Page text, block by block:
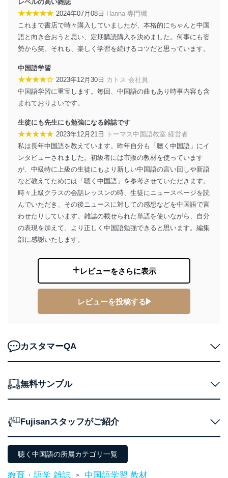
株式会社富士山マガジンサービス 個人情報問い合わせ
係
TEL：0570-200-223
FAX：03-5459-7073
e-mail：cs@fujisan.co.jp
改訂：2025年2月20日
制定：2005年4月1日
株式会社富士山マガジンサービス
１．個人情報保護管理者
当社は以下の個人情報保護管理者を設置し、個人情報保
護管理者の責任のもと、個人情報を取得・アクセス・利
用・提供・管理いたします。
東京都渋谷区南平台町16-11
株式会社富士山マガジンサービス
個人情報保護管理者: 経営管理グループディレクター 前
田 嘉也
当社が取り扱う開示対象個人情報の利用目的は次のとお
1 ービス等をご利用
購入商品の配送のため
閲覧履歴や購買履歴等の情報を分
当社にお問合わせ
人情報
お問い合わせ対応、トラブル対
質向上のため
3
当社カスタマーQ＆
の確認のため
ｅメール等によるカスタマーQ＆A
サイトのサービス内容のご案内の
レベルの高い雑誌
★★★★★ 2024年07月08日 Hanna 専門職
これまで書店で時々購入していましたが、本格的にちゃんと中国
語と向き合おうと思い、定期購読購入を決めました。何事にも姿
勢から笑。それも、楽しく学習を続けるコツだと思っています。
中国語学習
★★★★☆ 2023年12月30日 カトス 会社員
中国語学習に重宝します。毎回、中国語の曲もあり時事内容も含
まれておりよいです。
生徒にも先生にも勉強になる雑誌です
★★★★★ 2023年12月21日
トーマス中国語教室 経営者
私は長年中国語を教えています。昨年自分も「聴く中国語」にイ
ンタビューされました。初級者には市販の教材を使っています
が、中級特に上級の生徒にもより新しい中国語の言い回しや新語
など教えてためには「聴く中国語」を参考させていただきます。
時々上級クラスの会話レッスンの時、生徒にニュースページを読
んでいただき、その後ニュースに対しての感想などを中国語で言
わせたりしています。雑誌の載せられた単語を使いながら、自分
の表現を加えて、より正しく中国語勉強できると思います。編集
部に感謝いたします。
レビューをさらに表示
レビューを投稿する
カスタマーQA
無料サンプル
Fujisanスタッフがご紹介
聴く中国語の所属カテゴリ一覧
教育・語学 雑誌 > 中国語学習 教材